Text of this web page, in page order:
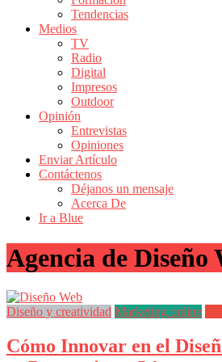
Actualidad
Mercadeo
Colombia
Revistas
Actualidad
Colombia
Revista
iBlue
Marketing
Magazine
de
Mercadeo
y
Tendencias
Medios
TV
Radio
Digital
Impresos
Outdoor
Opinión
Entrevistas
Opiniones
Enviar Artículo
Contáctenos
Déjanos un mensaje
Acerca De
Ir a Blue
Agencia de Diseño
Diseño y creatividad Marketing online
Cómo Innovar en el